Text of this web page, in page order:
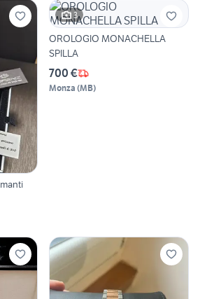
3
OROLOGIO MONACHELLA
SPILLA
700 €
Monza (MB)